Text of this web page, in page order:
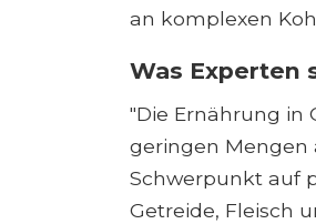
an komplexen
Was Experten
"Die Ernährung in
geringen Mengen
Schwerpunkt auf
Getreide, Fleisch